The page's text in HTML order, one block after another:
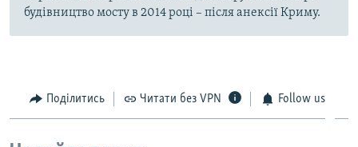
будівництво мосту в 2014 році – після анексії Криму.
Поділитись Читати без VPN Follow us